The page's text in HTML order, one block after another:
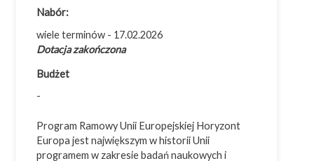
Cyfryzacja
Efektywność energetyczna
Eksport
Innowacje
Ochrona środowiska
Przemysł 4.0
Nabór:
wiele terminów - 17.02.2026
Dotacja zakończona
Budżet
-
Program Ramowy Unii Europejskiej Horyzont
Europa jest największym w historii Unii
programem w zakresie badań naukowych i